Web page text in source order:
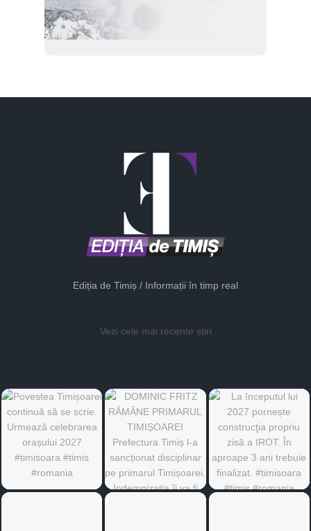
Ediția de Timiș / Informații în timp real
Vezi cele mai recente știri